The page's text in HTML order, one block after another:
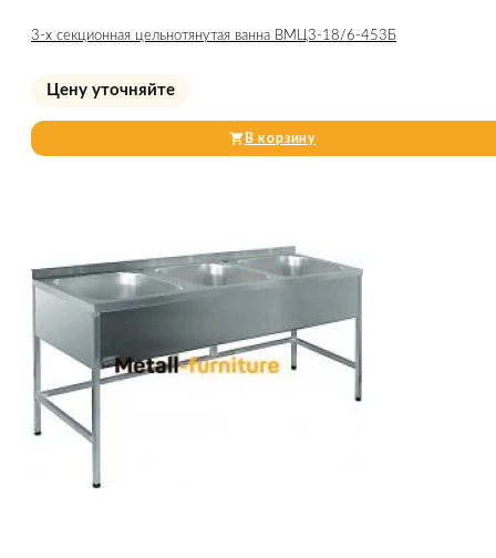
3-х секционная цельнотянутая ванна ВМЦ3-18/6-453Б
Цену уточняйте
В корзину